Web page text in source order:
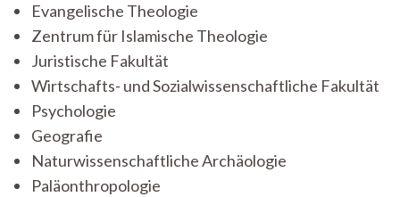
Evangelische Theologie
Zentrum für Islamische Theologie
Juristische Fakultät
Wirtschafts- und Sozialwissenschaftliche Fakultät
Psychologie
Geografie
Naturwissenschaftliche Archäologie
Paläonthropologie